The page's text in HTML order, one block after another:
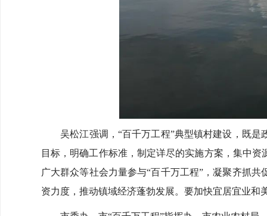
吴松江强调，“百千万工程”典型镇村建设，既是
目标，明确工作标准，制定详尽的实施方案，集中
广大群众等社会力量参与“百千万工程”，凝聚齐抓
资力度，推动镇域经济蓬勃发展。要加快宜居宜业